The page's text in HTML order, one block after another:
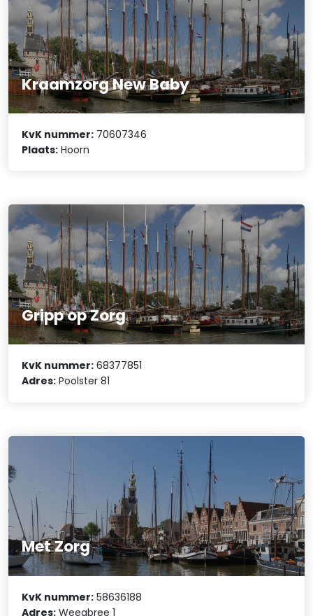
Kraamzorg New Baby
KvK nummer: 70607346
Plaats: Hoorn
Gripp op Zorg
KvK nummer: 68377851
Adres: Poolster 81
Met Zorg
KvK nummer: 58636188
Adres: Weegbree 1